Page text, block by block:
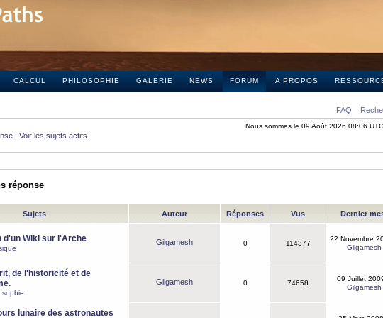
CALCUL PHILOSOPHIE GALERIE NEWS FORUM A PROPOS
FAQ
Nous sommes le 09 Août 2026 08:06
| Voir les sujets actifs
réponse
Sujets Auteur Réponses Vus Dernier
d'un Wiki sur l'Arche Gilgamesh 0 114377
22 Novembre
Gilgamesh
de l'historicité et de
Gilgamesh 0 74658
09 Juillet
Gilgamesh
lunaire des astronautes